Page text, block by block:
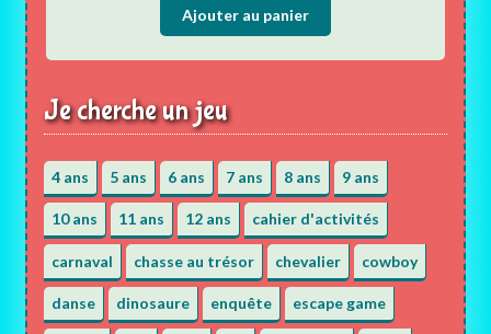
Ajouter au panier
Je cherche un jeu
4 ans 5 ans 6 ans 7 ans 8 ans 9 ans
10 ans 11 ans 12 ans cahier d'activités
carnaval chasse au trésor chevalier cowboy
danse dinosaure enquête escape game